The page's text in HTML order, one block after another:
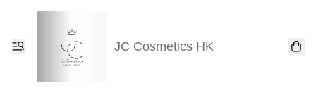
JC Cosmetics HK